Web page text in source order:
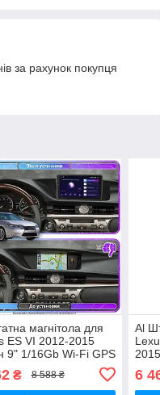
за рахунок покупця
магнітола для
ES VI 2012-2015
9" 1/16Gb Wi-Fi GPS
₴ 8 588 ₴
Al
6